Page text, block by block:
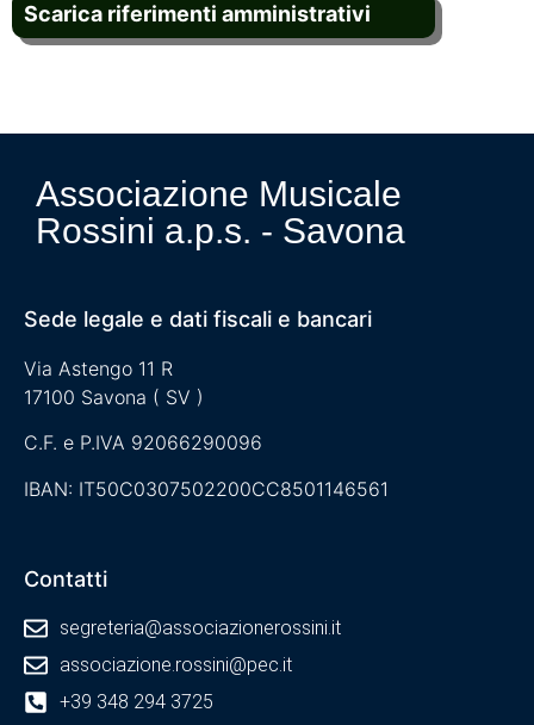
Scarica riferimenti amministrativi
Associazione Musicale
Rossini a.p.s. - Savona
Sede legale e dati fiscali e bancari
Via Astengo 11 R
17100 Savona ( SV )
C.F. e P.IVA 92066290096
IBAN: IT50C0307502200CC8501146561
Contatti
segreteria@associazionerossini.it
associazione.rossini@pec.it
+39 348 294 3725